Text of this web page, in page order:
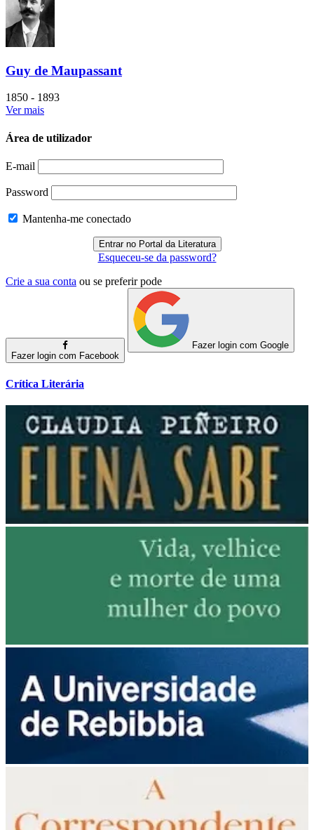
Guy de Maupassant
1850 - 1893
Ver mais
Área de utilizador
E-mail
Password
Mantenha-me conectado
Esqueceu-se da password?
Crie a sua conta ou se preferir pode
Fazer login com Facebook
Fazer login com Google
Crítica Literária